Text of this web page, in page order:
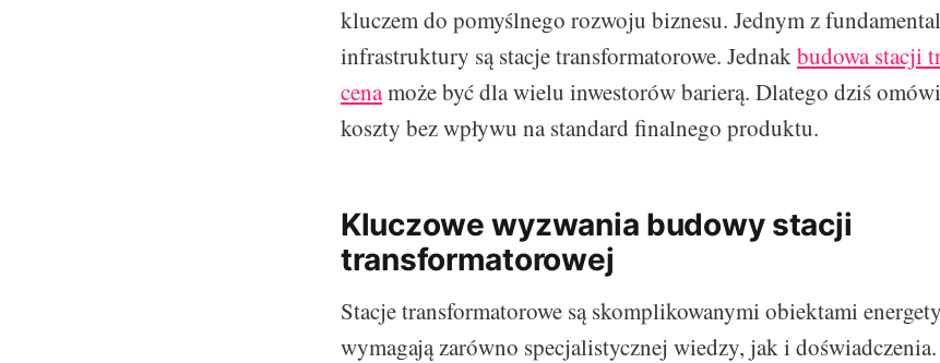
kluczem do pomyślnego rozwoju biznesu. Jednym z
infrastruktury są stacje transformatorowe. Jednakbudowa stacji
cenamoże być dla wielu inwestorów barierą. Dlatego dziś
koszty bez wpływu na standard finalnego produktu.
Kluczowe wyzwania budowy stacji
transformatorowej
Stacje transformatorowe są skomplikowanymi obiektami
wymagają zarówno specjalistycznej wiedzy, jak i